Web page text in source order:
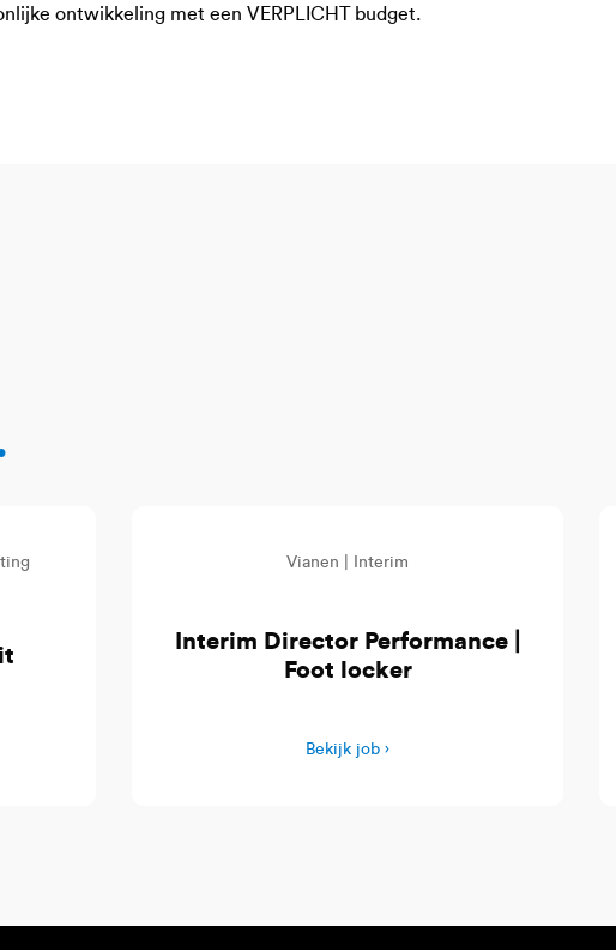
ontwikkeling met een VERPLICHT budget.
Vianen | Interim
Interim Director Performance |
Foot locker
Bekijk job ›